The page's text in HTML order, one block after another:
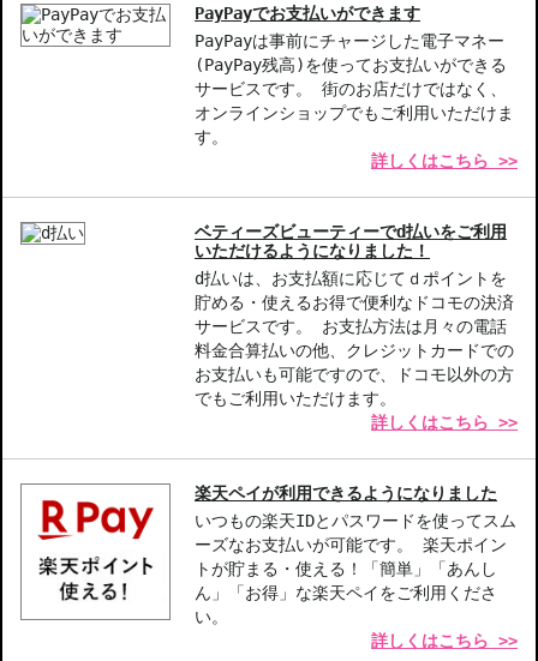
をします。
ビーガン処方-不要な化学成分が含まれていないため、安心してご
【こんな方へおすすめ】
敏感肌でアイケアにお悩みの方
商品番号：
JAN/UPC：4011061008665
エイジング
PayPayでお支払いができます
PayPayは事前にチャージした電子マネー
(PayPay残高)を使ってお支払いができる
サービスです。 街のお店だけではなく、
オンラインショップでもご利用いただけま
す。
詳しくはこちら >>
ベティーズビューティーでd払いをご利用
いただけるようになりました！
d払いは、お支払額に応じてｄポイントを
貯める・使えるお得で便利なドコモの決済
サービスです。 お支払方法は月々の電話
料金合算払いの他、クレジットカードでの
お支払いも可能ですので、ドコモ以外の方
でもご利用いただけます。
詳しくはこちら >>
楽天ペイが利用できるようになりました
いつもの楽天IDとパスワードを使ってスム
ーズなお支払いが可能です。 楽天ポイン
トが貯まる・使える！「簡単」「あんし
ん」「お得」な楽天ペイをご利用くださ
い。
詳しくはこちら >>